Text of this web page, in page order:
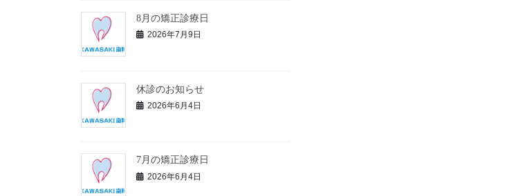
8月の矯正診療日
2026年7月9日
休診のお知らせ
2026年6月4日
7月の矯正診療日
2026年6月4日